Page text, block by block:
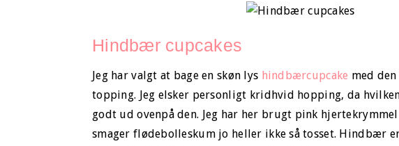
Hindbær cupcakes
Jeg har valgt at bage en skøn lys hindbærcupcake med
topping. Jeg elsker personligt kridhvid hopping, da
godt ud ovenpå den. Jeg har her brugt pink
smager flødebolleskum jo heller ikke så tosset. Hindbær